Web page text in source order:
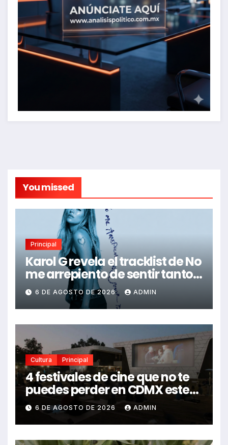
You missed
Principal
Karol G revela el tracklist de No
me arrepiento de sentir tanto:
Drake, Bruno Mars y más
estrellas se suman al álbum
6 DE AGOSTO DE 2026 ADMIN
Cultura Principal
4 festivales de cine que no te
puedes perder en CDMX este
2026
6 DE AGOSTO DE 2026 ADMIN